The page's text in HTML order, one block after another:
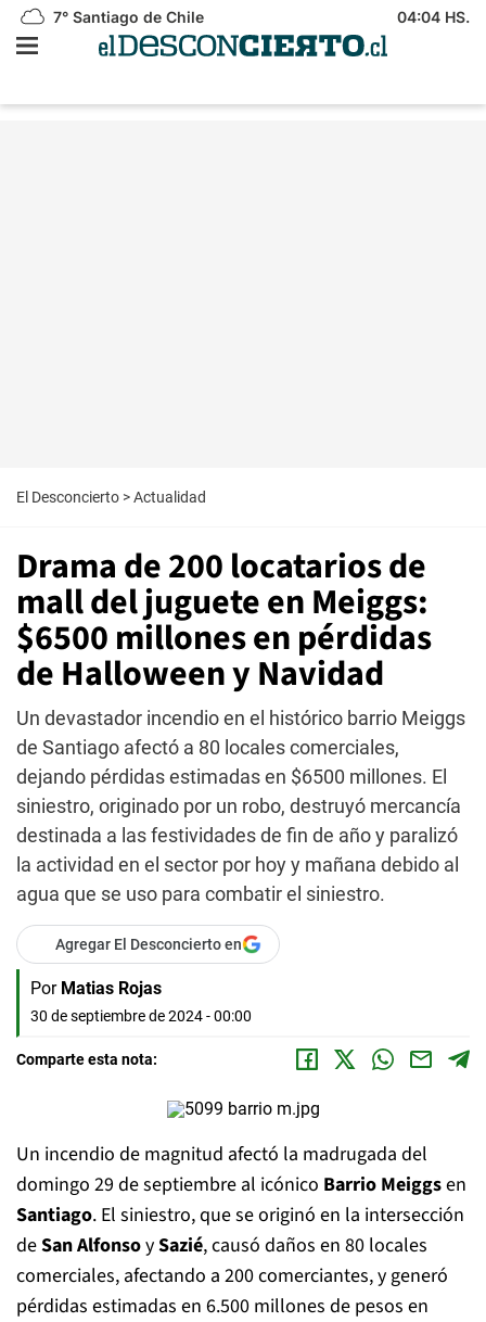
7° Santiago de Chile 04:04 HS.
El Desconcierto >Actualidad
Drama de 200 locatarios de
mall del juguete en Meiggs:
$6500 millones en pérdidas
de Halloween y Navidad
Un devastador incendio en el histórico barrio Meiggs
de Santiago afectó a 80 locales comerciales,
dejando pérdidas estimadas en $6500 millones. El
siniestro, originado por un robo, destruyó mercancía
destinada a las festividades de fin de año y paralizó
la actividad en el sector por hoy y mañana debido al
agua que se uso para combatir el siniestro.
Agregar El Desconcierto en
Por Matias Rojas
30 de septiembre de 2024 - 00:00
Comparte esta nota:
Un incendio de magnitud afectó la madrugada del
domingo 29 de septiembre al icónico Barrio Meiggsen
Santiago. El siniestro, que se originó en la intersección
deSan AlfonsoySazié, causó daños en 80 locales
comerciales, afectando a 200 comerciantes, y generó
pérdidas estimadas en 6.500 millones de pesos en